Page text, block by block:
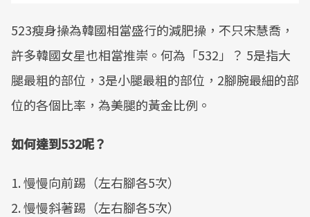
523瘦身操為韓國相當盛行的減肥操，不只宋慧喬，
許多韓國女星也相當推崇。何為「532」？ 5是指大
腿最粗的部位，3是小腿最粗的部位，2腳腕最細的部
位的各個比率，為美腿的黃金比例。
如何達到532呢？
1. 慢慢向前踢（左右腳各5次）
2. 慢慢斜著踢（左右腳各5次）